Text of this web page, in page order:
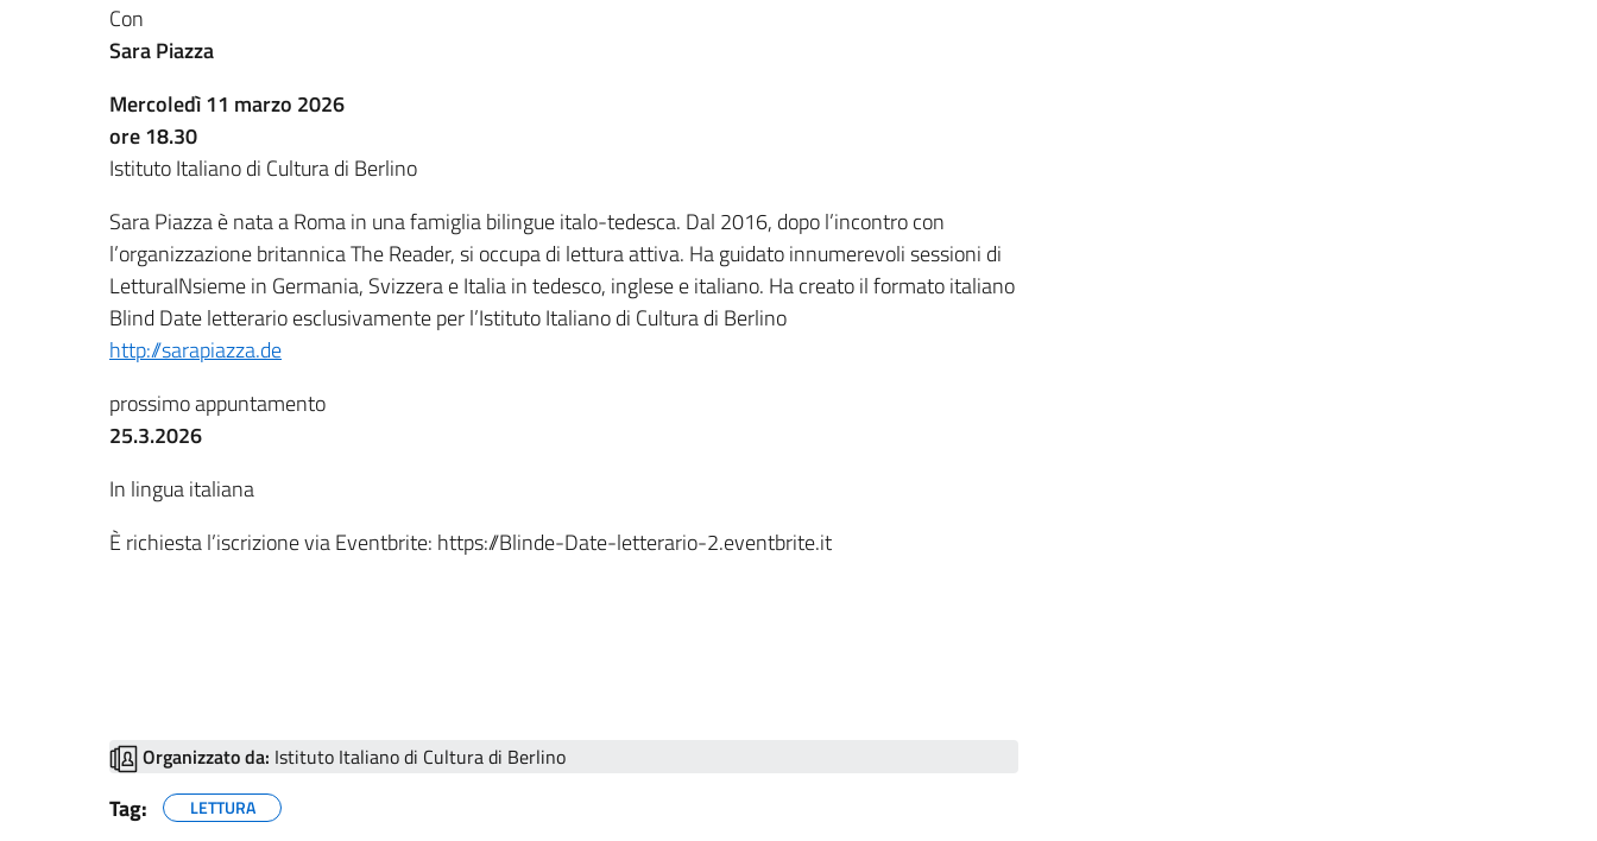
Con
Sara Piazza
Mercoledì 11 marzo 2026
ore 18.30
Istituto Italiano di Cultura di Berlino
Sara Piazza è nata a Roma in una famiglia bilingue italo-tedesca. Dal 2016, dopo l’incontro con
l’organizzazione britannica The Reader, si occupa di lettura attiva. Ha guidato innumerevoli sessioni di
LetturaINsiemein Germania, Svizzera e Italia in tedesco, inglese e italiano. Ha creato il formato italiano
Blind Date letterarioesclusivamente per l’Istituto Italiano di Cultura di Berlino
http://sarapiazza.de
prossimo appuntamento
25.3.2026
In lingua italiana
È richiesta l’iscrizione via Eventbrite: https://Blinde-Date-letterario-2.eventbrite.it
Organizzato da: Istituto Italiano di Cultura di Berlino
Tag: LETTURA